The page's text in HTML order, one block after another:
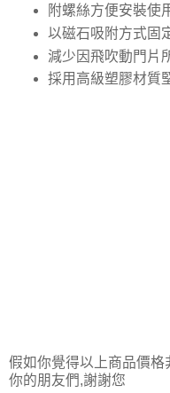
附螺絲方便安裝使
以磁石吸附方式固
減少因飛吹動門片
採用高級塑膠材質
假如你覺得以上商品價
你的朋友們,謝謝您